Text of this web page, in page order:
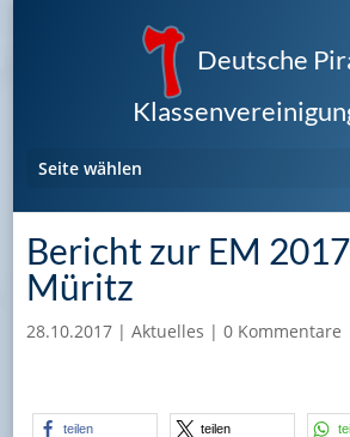
Deutsche
Seite wählen
Bericht zur EM
Müritz
28.10.2017| Aktuelles | 0 Kommentare
teilen teilen